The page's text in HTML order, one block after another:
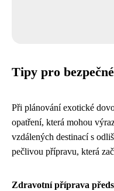
Tipy pro
Při plánování exotické
opatření, která mohou
vzdálených destinací s
pečlivou přípravu, která
Zdravotní příprava